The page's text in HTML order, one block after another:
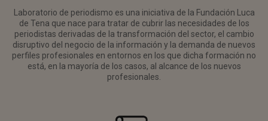
Laboratorio de periodismo es una iniciativa de la Fundación Luca
de Tena que nace para tratar de cubrir las necesidades de los
periodistas derivadas de la transformación del sector, el cambio
disruptivo del negocio de la información y la demanda de nuevos
perfiles profesionales en entornos en los que dicha formación no
está, en la mayoría de los casos, al alcance de los nuevos
profesionales.